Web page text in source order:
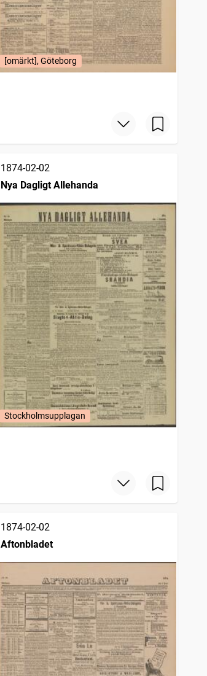
[omärkt], Göteborg
1874-02-02
Nya Dagligt Allehanda
Stockholmsupplagan
1874-02-02
Aftonbladet